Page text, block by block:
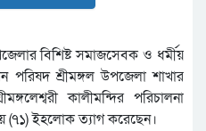
বিশিষ্ট সমাজসেবক ও ধর্মীয়
শ্রীমঙ্গল উপজেলা শাখার
কালীমন্দির পরিচালনা
(৭১) ইহলোক ত্যাগ করেছেন।